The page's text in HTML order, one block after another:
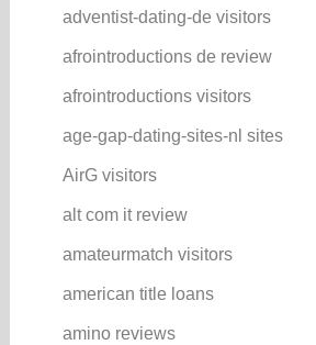
adventist-dating-de visitors
afrointroductions de review
afrointroductions visitors
age-gap-dating-sites-nl sites
AirG visitors
alt com it review
amateurmatch visitors
american title loans
amino reviews